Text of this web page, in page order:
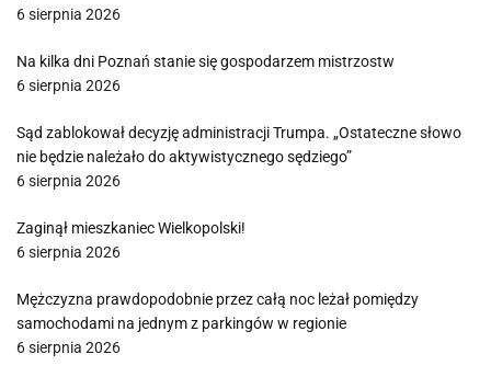
6 sierpnia 2026
Na kilka dni Poznań stanie się gospodarzem mistrzostw
6 sierpnia 2026
Sąd zablokował decyzję administracji Trumpa. „Ostateczne słowo
nie będzie należało do aktywistycznego sędziego”
6 sierpnia 2026
Zaginął mieszkaniec Wielkopolski!
6 sierpnia 2026
Mężczyzna prawdopodobnie przez całą noc leżał pomiędzy
samochodami na jednym z parkingów w regionie
6 sierpnia 2026